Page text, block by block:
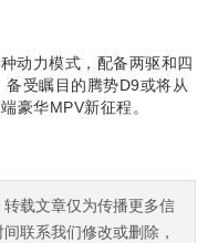
动力模式，配备两驱和四
受瞩目的腾势D9或将从
豪华MPV新征程。
载文章仅为传播更多信
联系我们修改或删除，